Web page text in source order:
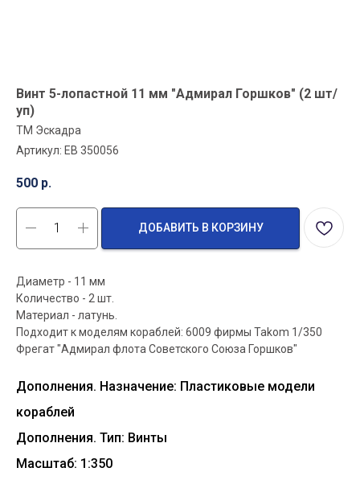
Винт 5-лопастной 11 мм "Адмирал Горшков" (2 шт/
уп)
ТМ Эскадра
Артикул: EB 350056
500 р.
ДОБАВИТЬ В КОРЗИНУ
Диаметр - 11 мм
Количество - 2 шт.
Материал - латунь.
Подходит к моделям кораблей: 6009 фирмы Takom 1/350
Фрегат "Адмирал флота Советского Союза Горшков"
Дополнения. Назначение: Пластиковые модели
кораблей
Дополнения. Тип: Винты
Масштаб: 1:350